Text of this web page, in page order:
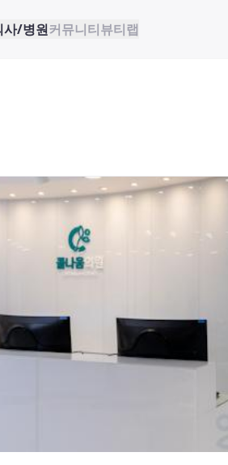
사/병원커뮤니티뷰티랩